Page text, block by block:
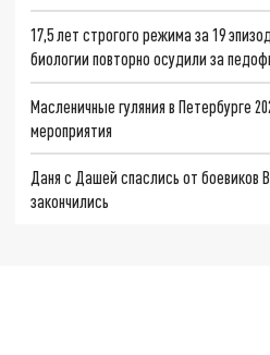
17,5 лет строгого режима за 19
биологии повторно осудили за
Масленичные гуляния в Петербурге
мероприятия
Даня с Дашей спаслись от боевиков
закончились